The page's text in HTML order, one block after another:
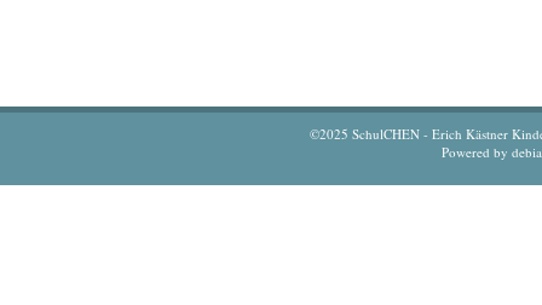
©2025 SchulCHEN - Erich Kästner
Powered by